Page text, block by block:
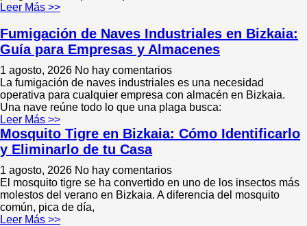
Leer Más >>
Fumigación de Naves Industriales en Bizkaia:
Guía para Empresas y Almacenes
1 agosto, 2026 No hay comentarios
La fumigación de naves industriales es una necesidad
operativa para cualquier empresa con almacén en Bizkaia.
Una nave reúne todo lo que una plaga busca:
Leer Más >>
Mosquito Tigre en Bizkaia: Cómo Identificarlo
y Eliminarlo de tu Casa
1 agosto, 2026 No hay comentarios
El mosquito tigre se ha convertido en uno de los insectos más
molestos del verano en Bizkaia. A diferencia del mosquito
común, pica de día,
Leer Más >>